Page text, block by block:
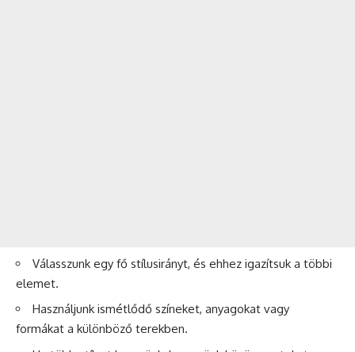
Válasszunk egy fő stílusirányt, és ehhez igazítsuk a többi
elemet.
Használjunk ismétlődő színeket, anyagokat vagy
formákat a különböző terekben.